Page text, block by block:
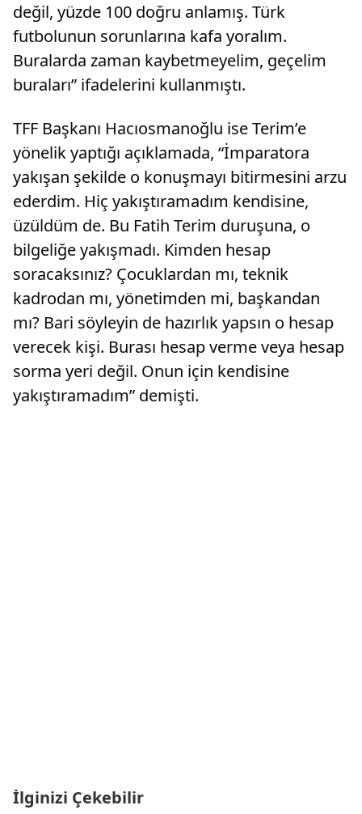
değil, yüzde 100 doğru anlamış. Türk
futbolunun sorunlarına kafa yoralım.
Buralarda zaman kaybetmeyelim, geçelim
buraları” ifadelerini kullanmıştı.
TFF Başkanı Hacıosmanoğlu ise Terim’e
yönelik yaptığı açıklamada, “İmparatora
yakışan şekilde o konuşmayı bitirmesini arzu
ederdim. Hiç yakıştıramadım kendisine,
üzüldüm de. Bu Fatih Terim duruşuna, o
bilgeliğe yakışmadı. Kimden hesap
soracaksınız? Çocuklardan mı, teknik
kadrodan mı, yönetimden mi, başkandan
mı? Bari söyleyin de hazırlık yapsın o hesap
verecek kişi. Burası hesap verme veya hesap
sorma yeri değil. Onun için kendisine
yakıştıramadım” demişti.
İlginizi Çekebilir